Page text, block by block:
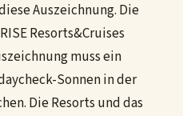
Auszeichnung. Die
Resorts&Cruises
muss ein
Sonnen in der
Die Resorts und das